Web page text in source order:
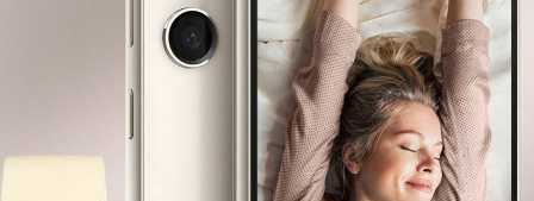
Замена магнетрона
Ремонт магнетрона